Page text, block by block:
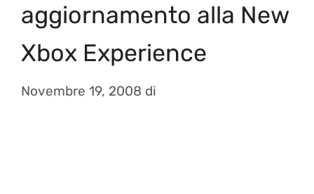
aggiornamento alla New
Xbox Experience
Novembre 19, 2008 di